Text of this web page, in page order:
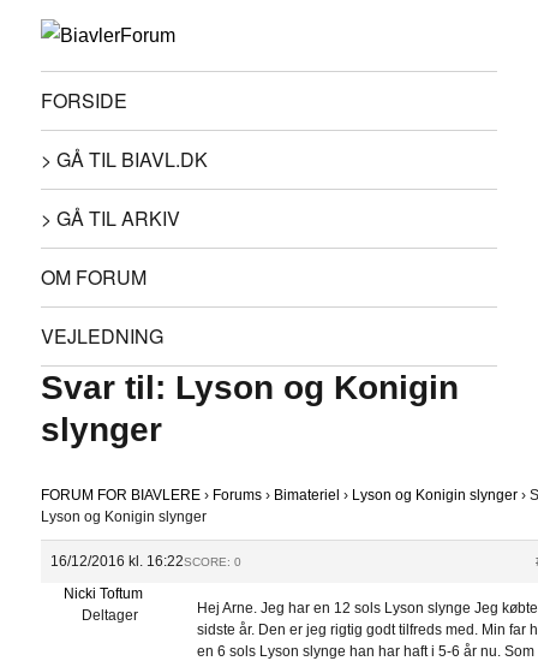
FORSIDE
> GÅ TIL BIAVL.DK
> GÅ TIL ARKIV
OM FORUM
VEJLEDNING
Svar til: Lyson og Konigin
slynger
FORUM FOR BIAVLERE › Forums › Bimateriel › Lyson og Konigin slynger ›
Lyson og Konigin slynger
16/12/2016 kl. 16:22SCORE: 0
Nicki Toftum
Deltager
Hej Arne. Jeg har en 12 sols Lyson slynge Jeg købte
sidste år. Den er jeg rigtig godt tilfreds med. Min far
en 6 sols Lyson slynge han har haft i 5-6 år nu.